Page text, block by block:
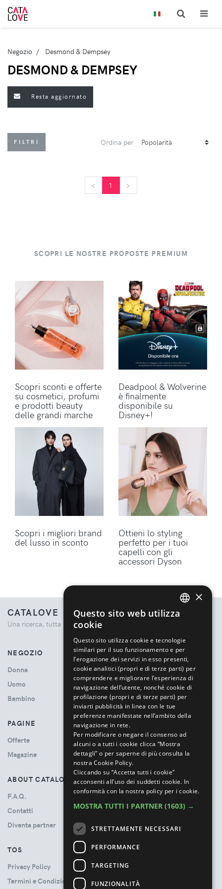
Negozio Desmond & Dempsey
DESMOND & DEMPSEY
Resta aggiornato
FILTRI Ordina per
< 1 >
SCOPRI LE NOSTRE PROPOSTE PREMIUM
Scopri sconti e offerte
su cosmetici, profumi
e prodotti beauty
delle grandi marche
Deadpool & Wolverine
è finalmente
disponibile su
Disney+!
Scopri i migliori brand
del lusso in sconto
Ottieni lo styling
perfetto per i tuoi
capelli con gli
accessori Dyson
CATALOVE
Una ricerca, tutta la moda.
NEGOZIO
Donna
Uomo
Bambino
PAGINE
Offerte
Magazine
ABOUT CATALOVE
F.A.Q.
Contatti
Diventa partner
TOS
Privacy Policy
Termini e Condizioni
×
Questo sito web utilizza
cookie
Questo sito utilizza cookie e tecnologie
similari per il suo funzionamento e per
l’erogazione dei servizi in esso presenti,
cookie analitici (propri e di terze parti) per
comprendere e migliorare l’esperienza di
navigazione dell’utente, nonché cookie di
profilazione (propri e di terze parti) per
inviarti pubblicità in linea con le tue
preferenze manifestate nell’ambito della
navigazione in rete.
Per modificare o negare il consenso ad
alcuni o a tutti i cookie clicca “Mostra
dettagli” o per saperne di più consulta la
nostra Cookie Policy.
Cliccando su “Accetta tutti i cookie”
acconsenti all’uso dei suddetti cookie. In
conformità con la nostra policy per i cookie.
MOSTRA TUTTI I PARTNER (1603) →
STRETTAMENTE NECESSARI
PERFORMANCE
TARGETING
FUNZIONALITÀ